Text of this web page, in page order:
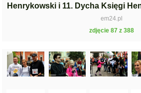
Henrykowski i 11. Dycha Księgi
em24.pl
zdjęcie 87 z 388